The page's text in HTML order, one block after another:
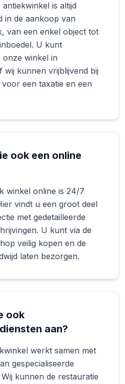
is altijd
in de aankoop van
van een enkel object tot
U kunt
onze winkel in
wij kunnen vrijblijvend bij
een taxatie en een
ook een online
winkel online is 24/7
vindt u een groot deel
met gedetailleerde
U kunt via de
veilig kopen en de
laten bezorgen.
ook
aan?
werkt samen met
gespecialiseerde
kunnen de restauratie